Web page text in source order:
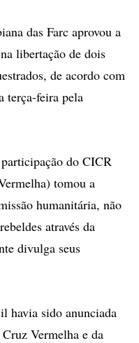
das Farc aprovou a
libertação de dois
de acordo com
terça-feira pela
do CICR
tomou a
humanitária, não
através da
divulga seus
havia sido anunciada
Vermelha e da